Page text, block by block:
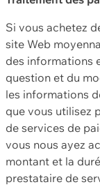
Si vous achetez
site Web
des informations
question et du
les informations
que vous utilisez
de services de
vous nous ayez
montant et la
prestataire de